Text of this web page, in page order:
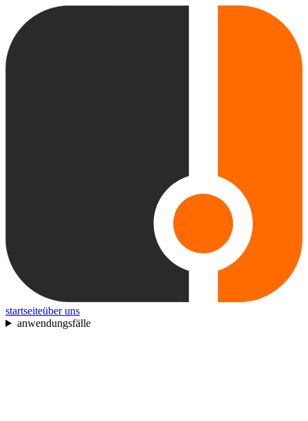
startseiteüber uns
anwendungsfälle